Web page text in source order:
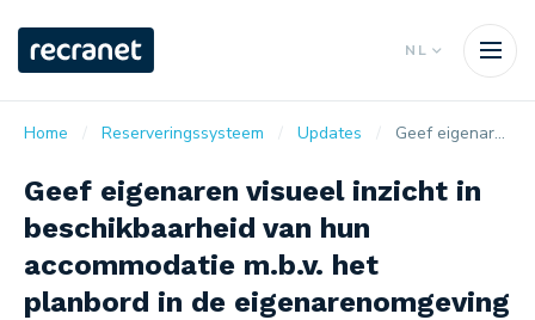
NL
Home Reserveringssysteem Updates Geef eigenaren visueel inzicht in beschikbaarheid van hun accommodatie m.b.v. het planbord in de eigenarenomgeving
Geef eigenaren visueel inzicht in
beschikbaarheid van hun
accommodatie m.b.v. het
planbord in de eigenarenomgeving